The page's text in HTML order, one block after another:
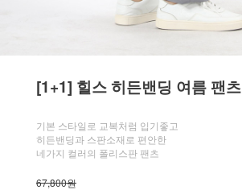
[1+1] 힐스 히든밴딩 여름 팬츠
기본 스타일로 교복처럼 입기좋고
히든밴딩과 스판소재로 편안한
네가지 컬러의 폴리스판 팬츠
67,800원